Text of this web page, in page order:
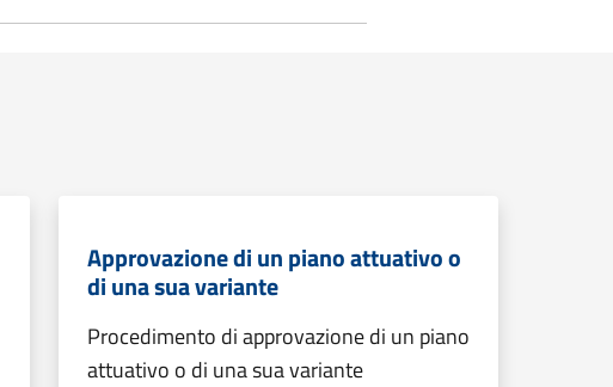
Approvazione di un piano attuativo o
di una sua variante
Procedimento di approvazione di un piano
attuativo o di una sua variante